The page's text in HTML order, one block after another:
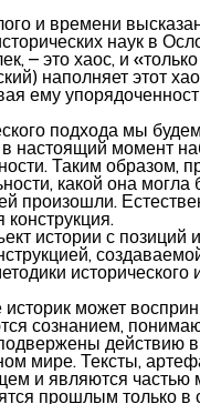
и времени
наук в
– это хаос, и
наполняет этот
ему
подхода мы
настоящий момент
Таким образом,
какой она могла
произошли.
конструкция.
истории с позиций
исторического
может
сознанием,
действию
мире. Тексты,
и являются частью
прошлым только в